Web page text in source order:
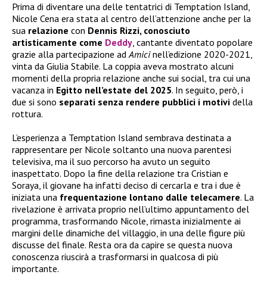
Prima di diventare una delle tentatrici di Temptation Island,
Nicole Cena era stata al centro dell’attenzione anche per la
sua relazione con Dennis Rizzi, conosciuto
artisticamente come Deddy, cantante diventato popolare
grazie alla partecipazione adAmicinell’edizione 2020-2021,
vinta da Giulia Stabile. La coppia aveva mostrato alcuni
momenti della propria relazione anche sui social, tra cui una
vacanza in Egitto nell’estate del 2025. In seguito, però, i
due si sono separati senza rendere pubblici i motivi della
rottura.
L’esperienza a Temptation Island sembrava destinata a
rappresentare per Nicole soltanto una nuova parentesi
televisiva, ma il suo percorso ha avuto un seguito
inaspettato. Dopo la fine della relazione tra Cristian e
Soraya, il giovane ha infatti deciso di cercarla e tra i due è
iniziata una frequentazione lontano dalle telecamere. La
rivelazione è arrivata proprio nell’ultimo appuntamento del
programma, trasformando Nicole, rimasta inizialmente ai
margini delle dinamiche del villaggio, in una delle figure più
discusse del finale. Resta ora da capire se questa nuova
conoscenza riuscirà a trasformarsi in qualcosa di più
importante.